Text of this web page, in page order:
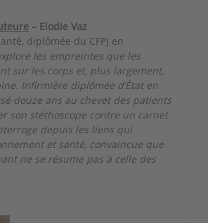
– Elodie Vaz
diplômée du CFPJ en
les empreintes que les
sur les corps et, plus largement,
Infirmière diplômée d’État en
douze ans au chevet des patients
son stéthoscope contre un carnet
depuis les liens qui
et santé, convaincue que
ne se résume pas à celle des